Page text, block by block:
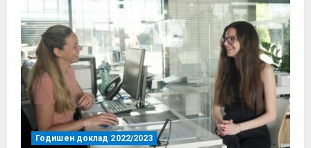
Годишен доклад 2022/2023